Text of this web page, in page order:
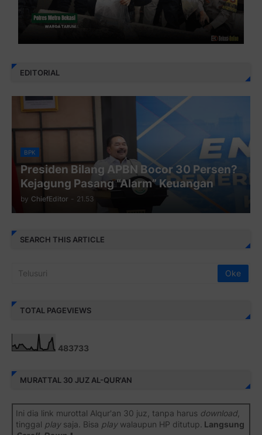
EDITORIAL
BPK
Presiden Bilang APBN Bocor 30 Persen?
Kejagung Pasang “Alarm” Keuangan
by ChiefEditor - 21.53
SEARCH THIS ARTICLE
TOTAL PAGEVIEWS
483733
MURATTAL 30 JUZ AL-QUR'AN
Ini dia link murottal Alqur'an 30 juz, tanpa harus download,
tinggal playsaja. Bisa playwalaupun HP ditutup. Langsung